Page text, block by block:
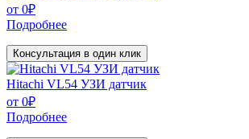
от 0₽
Подробнее
Консультация в один клик
Hitachi VL54 УЗИ датчик
от 0₽
Подробнее